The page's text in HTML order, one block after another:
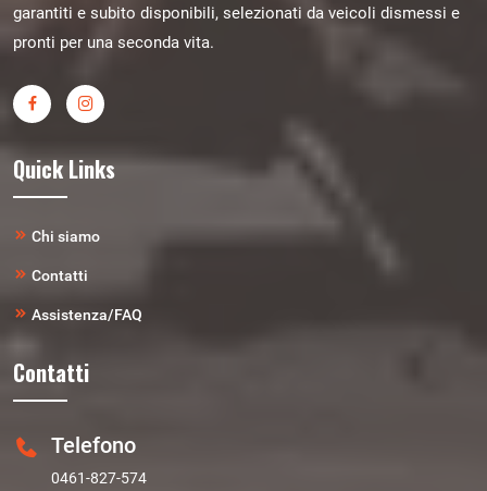
garantiti e subito disponibili, selezionati da veicoli dismessi e
pronti per una seconda vita.
Quick Links
Chi siamo
Contatti
Assistenza/FAQ
Contatti
Telefono
0461-827-574